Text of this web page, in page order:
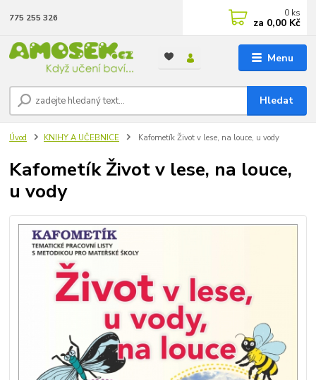
Menu
Hledat
775 255 326 0 ks
za 0,00 Kč
Úvod KNIHY A UČEBNICE Kafometík Život v lese, na louce, u vody
Kafometík Život v lese, na louce,
u vody